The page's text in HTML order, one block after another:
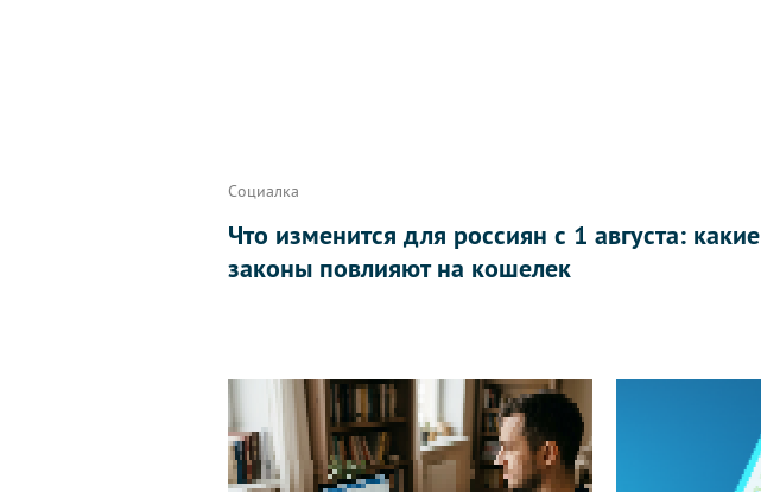
Социалка
Что изменится для россиян с 1 августа: какие
законы повлияют на кошелек